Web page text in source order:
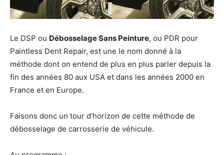
Le DSP ou Débosselage Sans Peinture, ou PDR pour
Paintless Dent Repair, est une le nom donné à la
méthode dont on entend de plus en plus parler depuis la
fin des années 80 aux USA et dans les années 2000 en
France et en Europe.
Faisons donc un tour d’horizon de cette méthode de
débosselage de carrosserie de véhicule.